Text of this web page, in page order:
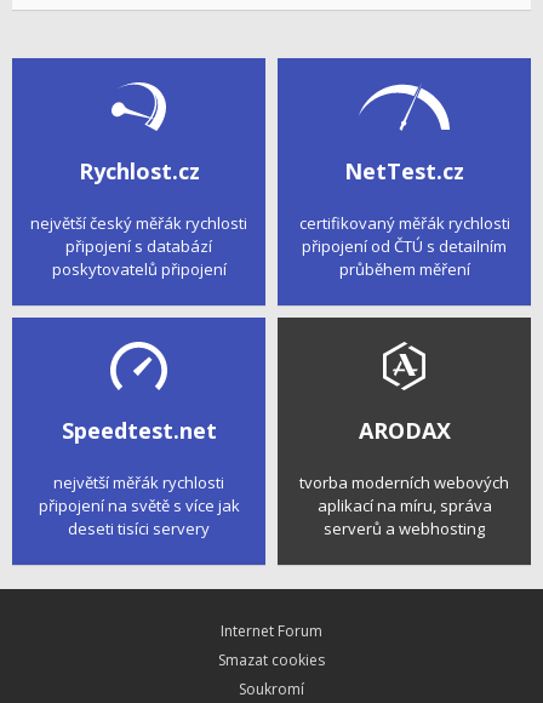
Rychlost.cz
největší český měřák rychlosti
připojení s databází
poskytovatelů připojení
NetTest.cz
certifikovaný měřák rychlosti
připojení od ČTÚ s detailním
průběhem měření
Speedtest.net
největší měřák rychlosti
připojení na světě s více jak
deseti tisíci servery
ARODAX
tvorba moderních webových
aplikací na míru, správa
serverů a webhosting
Internet Forum
Smazat cookies
Soukromí